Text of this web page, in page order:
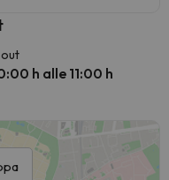
h alle 11:00 h